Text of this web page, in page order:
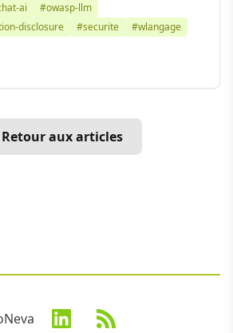
ai
#owasp-llm
disclosure
#securite #wlangage
aux articles